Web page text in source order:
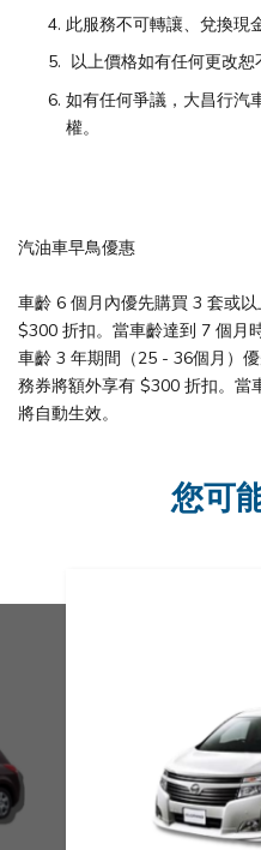
此服務不可轉讓、兌換現
以上價格如有任何更改恕
如有任何爭議，大昌行汽
權。
汽油車早鳥優惠
車齡 6 個月內優先購買 3 套或
$300 折扣。當車齡達到 7 個月
車齡 3 年期間（25 - 36個月）
務券將額外享有 $300 折扣。當
將自動生效。
您可